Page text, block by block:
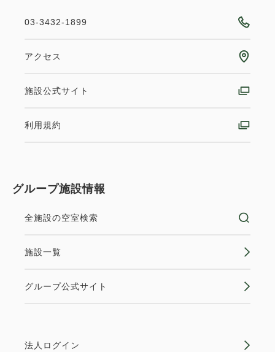
03-3432-1899
アクセス
施設公式サイト
利用規約
グループ施設情報
全施設の空室検索
施設一覧
グループ公式サイト
法人ログイン